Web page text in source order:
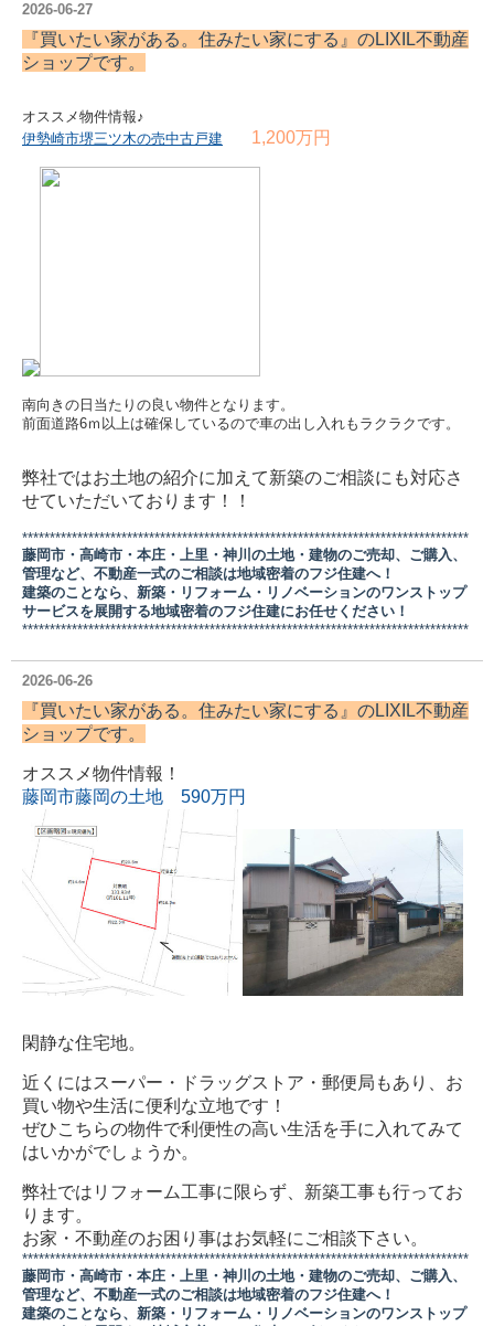
2026-06-27
『買いたい家がある。住みたい家にする』のLIXIL不動産
ショップです。
オススメ物件情報♪
伊勢崎市堺三ツ木の売中古戸建
1,200万円
南向きの日当たりの良い物件となります。
前面道路6ｍ以上は確保しているので車の出し入れもラクラクです。
弊社ではお土地の紹介に加えて新築のご相談にも対応さ
せていただいております！！
*********************************************************************************
藤岡市・高崎市・本庄・上里・神川の土地・建物のご売却、ご購入、
管理など、不動産一式のご相談は地域密着のフジ住建へ！
建築のことなら、新築・リフォーム・リノベーションのワンストップ
サービスを展開する地域密着のフジ住建にお任せください！
*********************************************************************************
2026-06-26
『買いたい家がある。住みたい家にする』のLIXIL不動産
ショップです。
オススメ物件情報！
藤岡市藤岡の土地 590万円
閑静な住宅地。
近くにはスーパー・ドラッグストア・郵便局もあり、お
買い物や生活に便利な立地です！
ぜひこちらの物件で利便性の高い生活を手に入れてみて
はいかがでしょうか。
弊社ではリフォーム工事に限らず、新築工事も行ってお
ります。
お家・不動産のお困り事はお気軽にご相談下さい。
*********************************************************************************
藤岡市・高崎市・本庄・上里・神川の土地・建物のご売却、ご購入、
管理など、不動産一式のご相談は地域密着のフジ住建へ！
建築のことなら、新築・リフォーム・リノベーションのワンストップ